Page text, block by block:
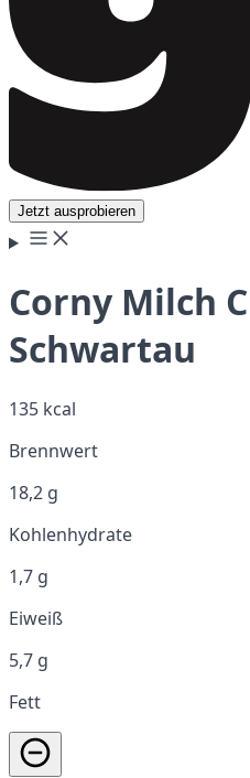
Jetzt ausprobieren
Corny Milch
Schwartau
135 kcal
Brennwert
18,2 g
Kohlenhydrate
1,7 g
Eiweiß
5,7 g
Fett